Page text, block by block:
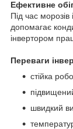
Ефективне
Під час
допомагає
інвертором
Переваги
стійка
швидкий